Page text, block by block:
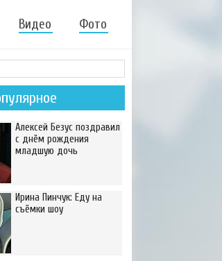
Видео Фото
Алексей Безус поздравил
с днём рождения
младшую дочь
Ирина Пинчук: Еду на
съёмки шоу